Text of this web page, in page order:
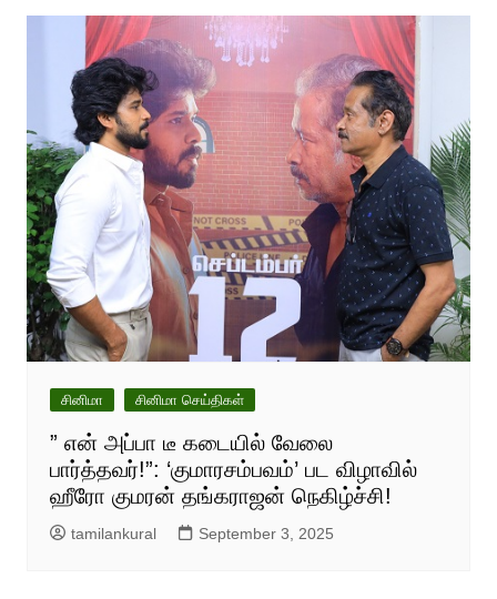
சினிமா சினிமா செய்திகள்
” என் அப்பா டீ கடையில் வேலை
பார்த்தவர்!”: ‘குமாரசம்பவம்’ பட விழாவில்
ஹீரோ குமரன் தங்கராஜன் நெகிழ்ச்சி!
tamilankural September 3, 2025